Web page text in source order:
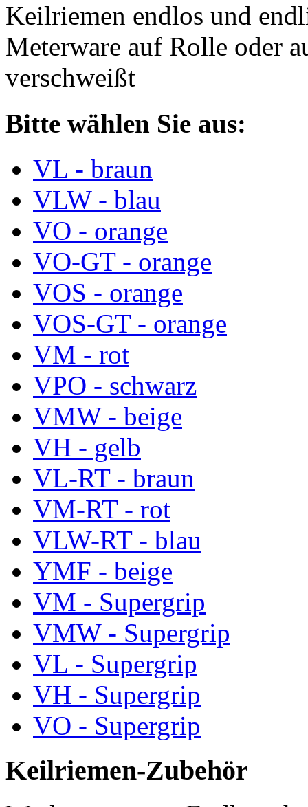
Keilriemen endlos und
Meterware auf Rolle oder
verschweißt
Bitte wählen Sie aus:
VL - braun
VLW - blau
VO - orange
VO-GT - orange
VOS - orange
VOS-GT - orange
VM - rot
VPO - schwarz
VMW - beige
VH - gelb
VL-RT - braun
VM-RT - rot
VLW-RT - blau
YMF - beige
VM - Supergrip
VMW - Supergrip
VL - Supergrip
VH - Supergrip
VO - Supergrip
Keilriemen-Zubehör